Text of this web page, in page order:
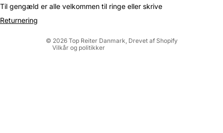
Til gengæld er alle velkommen til ringe eller skrive
Returnering
© 2026 Top Reiter Danmark , Drevet af Shopify
Vilkår og politikker